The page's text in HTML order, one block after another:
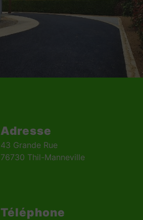
Adresse
43 Grande Rue
76730 Thil-Manneville
Téléphone